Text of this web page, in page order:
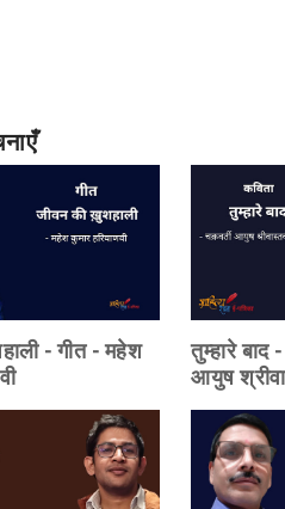
- गीत - महेश
तुम्हारे बाद
आयुष